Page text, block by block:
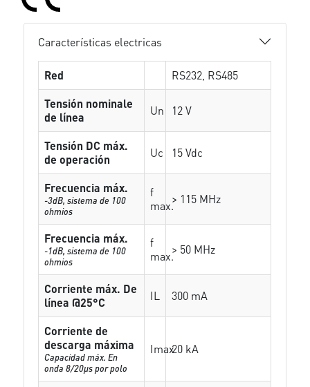
Características electricas
Red
RS232, RS485
Tensión nominale
de línea
Un 12 V
Tensión DC máx.
de operación
Uc 15 Vdc
Frecuencia máx.
-3dB, sistema de 100
ohmios
f
max.> 115 MHz
Frecuencia máx.
-1dB, sistema de 100
ohmios
f
max.> 50 MHz
Corriente máx. De
línea @25°C
IL 300 mA
Corriente de
descarga máxima
Capacidad máx. En
onda 8/20µs por polo
Imax20 kA